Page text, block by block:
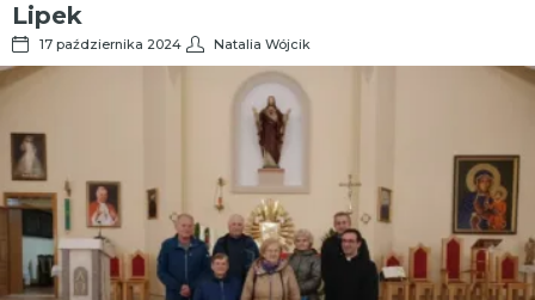
Lipek
17 października 2024 Natalia Wójcik